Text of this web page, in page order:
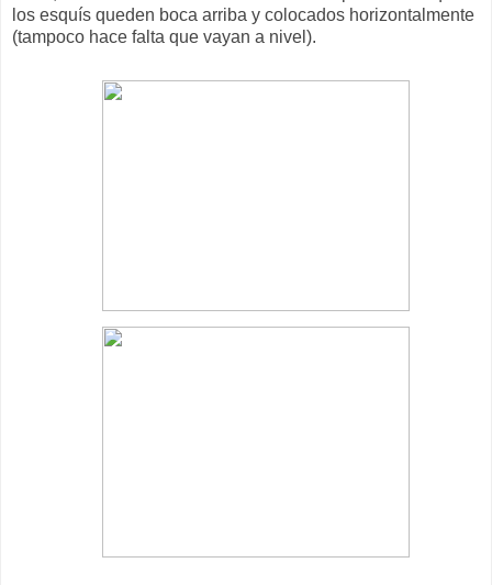
los esquís queden boca arriba y colocados horizontalmente
(tampoco hace falta que vayan a nivel).